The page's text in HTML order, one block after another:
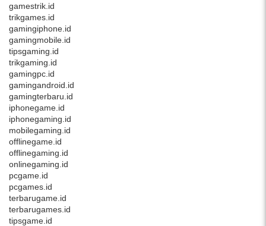
gamestrik.id
trikgames.id
gamingiphone.id
gamingmobile.id
tipsgaming.id
trikgaming.id
gamingpc.id
gamingandroid.id
gamingterbaru.id
iphonegame.id
iphonegaming.id
mobilegaming.id
offlinegame.id
offlinegaming.id
onlinegaming.id
pcgame.id
pcgames.id
terbarugame.id
terbarugames.id
tipsgame.id